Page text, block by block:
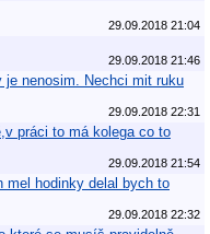
29.09.2018 21:04
29.09.2018 21:46
je nenosim. Nechci mit ruku
29.09.2018 22:31
práci to má kolega co to
29.09.2018 21:54
mel hodinky delal bych to
29.09.2018 22:32